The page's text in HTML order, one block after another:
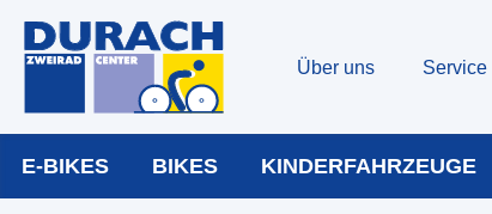
Über uns Service
E-BIKES BIKES KINDERFAHRZEUGE